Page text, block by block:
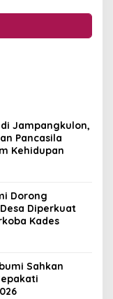
Jampangkulon,
Pancasila
Kehidupan
Dorong
Diperkuat
Kades
Sahkan